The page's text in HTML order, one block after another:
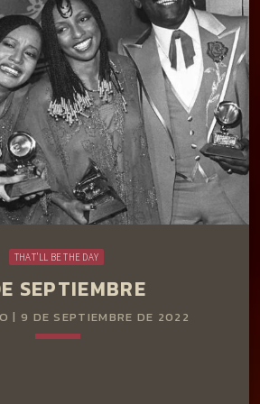
por considerar la canción de mal
musical Once años después
tema se pondrá en plena navidad en
la lista de superventas […]
THAT'LL BE THE DAY
SEPTIEMBRE
| 9 DE SEPTIEMBRE DE 2022